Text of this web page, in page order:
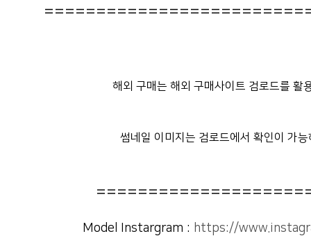
해외 구매는 해외 구매사이트 검로드를 활
썸네일 이미지는 검로드에서 확인이 가능
Model Instargram : https://